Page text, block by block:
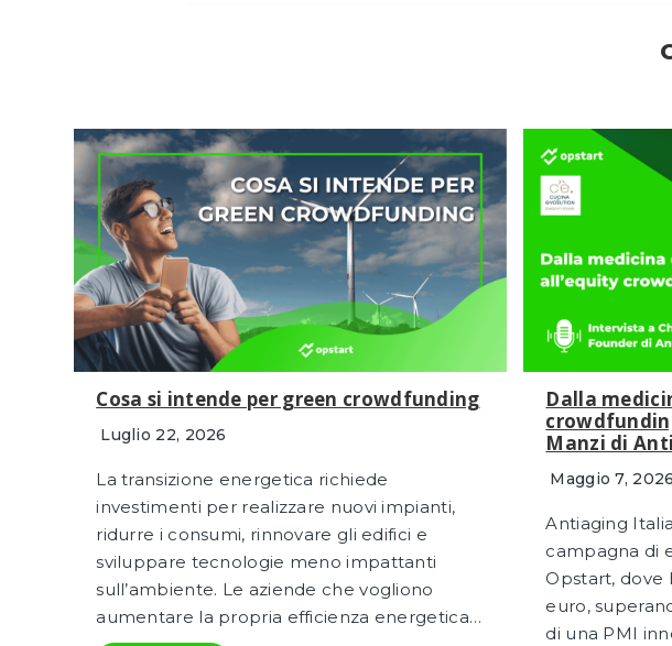
Cosa si intende per green crowdfunding
Luglio 22, 2026
La transizione energetica richiede
investimenti per realizzare nuovi impianti,
ridurre i consumi, rinnovare gli edifici e
sviluppare tecnologie meno impattanti
sull’ambiente. Le aziende che vogliono
aumentare la propria efficienza energetica…
Dalla
Manzi di
Maggio 7, 2026
Antiaging
campagna di
Opstart, dove
euro,
di una PMI